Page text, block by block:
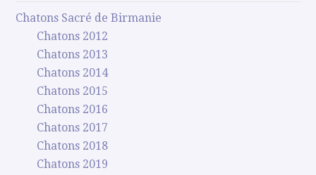
Chatons Sacré de Birmanie
Chatons 2012
Chatons 2013
Chatons 2014
Chatons 2015
Chatons 2016
Chatons 2017
Chatons 2018
Chatons 2019